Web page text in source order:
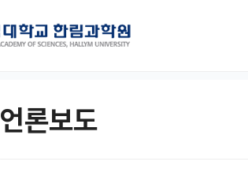
언론보도